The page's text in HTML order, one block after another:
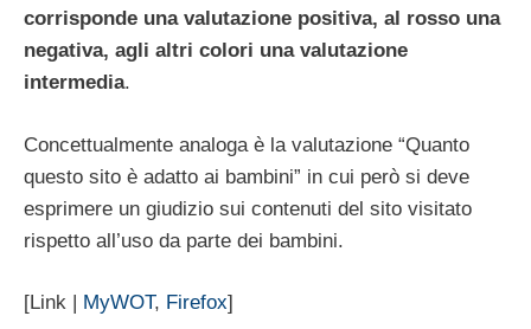
corrisponde una valutazione positiva, al rosso una
negativa, agli altri colori una valutazione
intermedia.
Concettualmente analoga è la valutazione “Quanto
questo sito è adatto ai bambini” in cui però si deve
esprimere un giudizio sui contenuti del sito visitato
rispetto all’uso da parte dei bambini.
[Link | MyWOT, Firefox]